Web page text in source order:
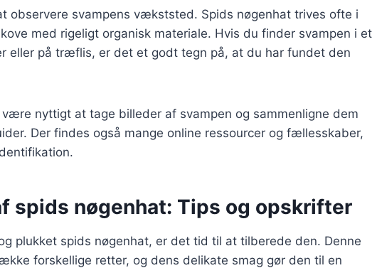
observere svampens vækststed. Spids nøgenhat trives ofte i
med rigeligt organisk materiale. Hvis du finder svampen i et
eller på træflis, er det et godt tegn på, at du har fundet den
nyttigt at tage billeder af svampen og sammenligne dem
Der findes også mange online ressourcer og fællesskaber,
spids nøgenhat: Tips og opskrifter
plukket spids nøgenhat, er det tid til at tilberede den. Denne
forskellige retter, og dens delikate smag gør den til en